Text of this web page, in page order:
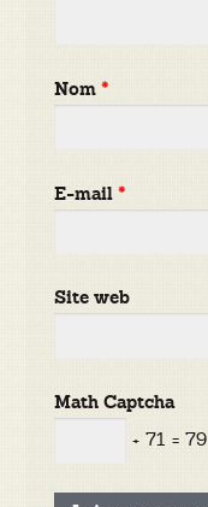
Nom*
E-mail*
Site web
Math Captcha
+ 71 = 79